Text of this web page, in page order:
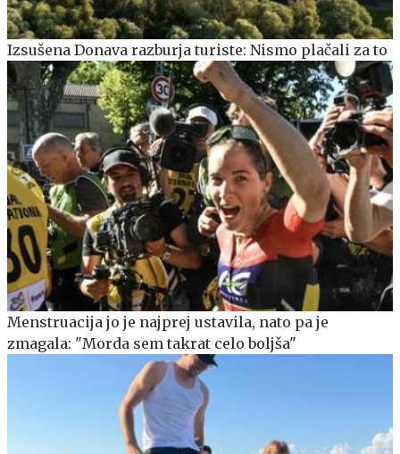
Izsušena Donava razburja turiste: Nismo plačali za to
Menstruacija jo je najprej ustavila, nato pa je
zmagala: "Morda sem takrat celo boljša"